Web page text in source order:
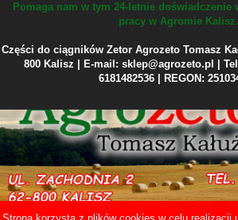
Pomaga nam w tym 24-letnie doświadczenie
pracy w Agromie Kalisz.
Części do ciągników Zetor Agrozeto Tomasz
800 Kalisz | E-mail: sklep@agrozeto.pl |
6181482536 | REGON: